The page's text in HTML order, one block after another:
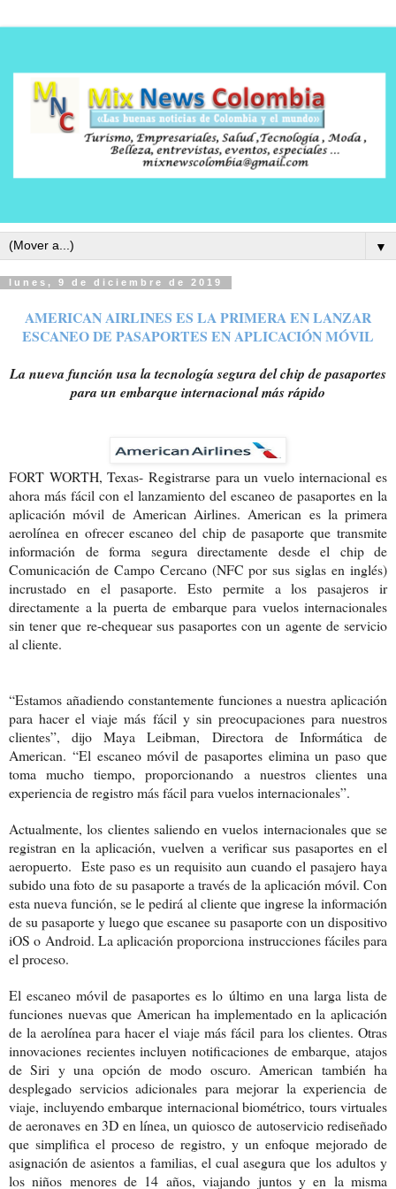
▼
lunes, 9 de diciembre de 2019
AMERICAN AIRLINES ES LA PRIMERA EN LANZAR
ESCANEO DE PASAPORTES EN APLICACIÓN MÓVIL
La nueva función usa la tecnología segura del chip de pasaportes
para un embarque internacional más rápido
FORT WORTH, Texas- Registrarse para un vuelo internacional es
ahora más fácil con el lanzamiento del escaneo de pasaportes en la
aplicación móvil de American Airlines. American es la primera
aerolínea en ofrecer escaneo del chip de pasaporte que transmite
información de forma segura directamente desde el chip de
Comunicación de Campo Cercano (NFC por sus siglas en inglés)
incrustado en el pasaporte. Esto permite a los pasajeros ir
directamente a la puerta de embarque para vuelos internacionales
sin tener que re-chequear sus pasaportes con un agente de servicio
al cliente.
“Estamos añadiendo constantemente funciones a nuestra aplicación
para hacer el viaje más fácil y sin preocupaciones para nuestros
clientes”, dijo Maya Leibman, Directora de Informática de
American. “El escaneo móvil de pasaportes elimina un paso que
toma mucho tiempo, proporcionando a nuestros clientes una
experiencia de registro más fácil para vuelos internacionales”.
Actualmente, los clientes saliendo en vuelos internacionales que se
registran en la aplicación, vuelven a verificar sus pasaportes en el
aeropuerto. Este paso es un requisito aun cuando el pasajero haya
subido una foto de su pasaporte a través de la aplicación móvil. Con
esta nueva función, se le pedirá al cliente que ingrese la información
de su pasaporte y luego que escanee su pasaporte con un dispositivo
iOS o Android. La aplicación proporciona instrucciones fáciles para
el proceso.
El escaneo móvil de pasaportes es lo último en una larga lista de
funciones nuevas que American ha implementado en la aplicación
de la aerolínea para hacer el viaje más fácil para los clientes. Otras
innovaciones recientes incluyen notificaciones de embarque, atajos
de Siri y una opción de modo oscuro. American también ha
desplegado servicios adicionales para mejorar la experiencia de
viaje, incluyendo embarque internacional biométrico, tours virtuales
de aeronaves en 3D en línea, un quiosco de autoservicio rediseñado
que simplifica el proceso de registro, y un enfoque mejorado de
asignación de asientos a familias, el cual asegura que los adultos y
los niños menores de 14 años, viajando juntos y en la misma